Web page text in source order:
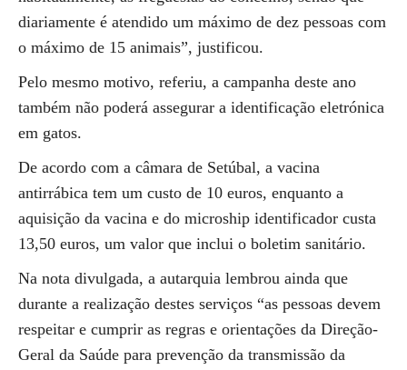
diariamente é atendido um máximo de dez pessoas com
o máximo de 15 animais”, justificou.
Pelo mesmo motivo, referiu, a campanha deste ano
também não poderá assegurar a identificação eletrónica
em gatos.
De acordo com a câmara de Setúbal, a vacina
antirrábica tem um custo de 10 euros, enquanto a
aquisição da vacina e do microship identificador custa
13,50 euros, um valor que inclui o boletim sanitário.
Na nota divulgada, a autarquia lembrou ainda que
durante a realização destes serviços “as pessoas devem
respeitar e cumprir as regras e orientações da Direção-
Geral da Saúde para prevenção da transmissão da